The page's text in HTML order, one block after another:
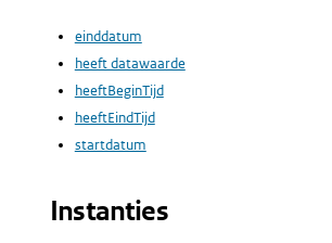
einddatum
heeft datawaarde
heeftBeginTijd
heeftEindTijd
startdatum
Instanties